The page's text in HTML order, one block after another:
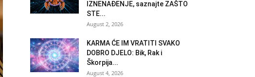
IZNENAĐENJE, saznajte ZAŠTO
STE...
August 2, 2026
KARMA ĆE IM VRATITI SVAKO
DOBRO DJELO: Bik, Rak i
Škorpija...
August 4, 2026